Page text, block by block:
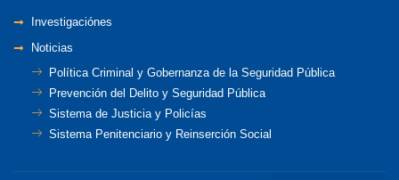
Investigaciónes
Noticias
Política Criminal y Gobernanza de la Seguridad Pública
Prevención del Delito y Seguridad Pública
Sistema de Justicia y Policías
Sistema Penitenciario y Reinserción Social